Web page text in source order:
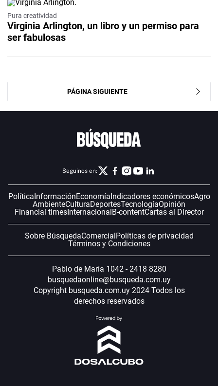
Pura creatividad
Virginia Arlington, un libro y un permiso para
ser fabulosas
PÁGINA SIGUIENTE
Seguinos en:
PolíticaInformaciónEconomíaIndicadores económicosAgro
AmbienteCulturaDeportesTecnologíaOpinión
Financial timesInternacionalB-contentCartas al Director
Sobre BúsquedaComercialPolíticas de privacidad
Términos y Condiciones
Pablo de María 1042 - 2418 8280
busquedaonline@busqueda.com.uy
Copyright busqueda.com.uy 2024 Todos los
derechos reservados